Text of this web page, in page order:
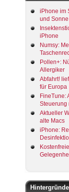
iPhone im
und
iPhone
Numsy:
Pollen+:
Allergiker
Abfahrt!
für Europa
FineTune:
Steuerung
Aktueller
alte Macs
iPhone:
Hintergründe